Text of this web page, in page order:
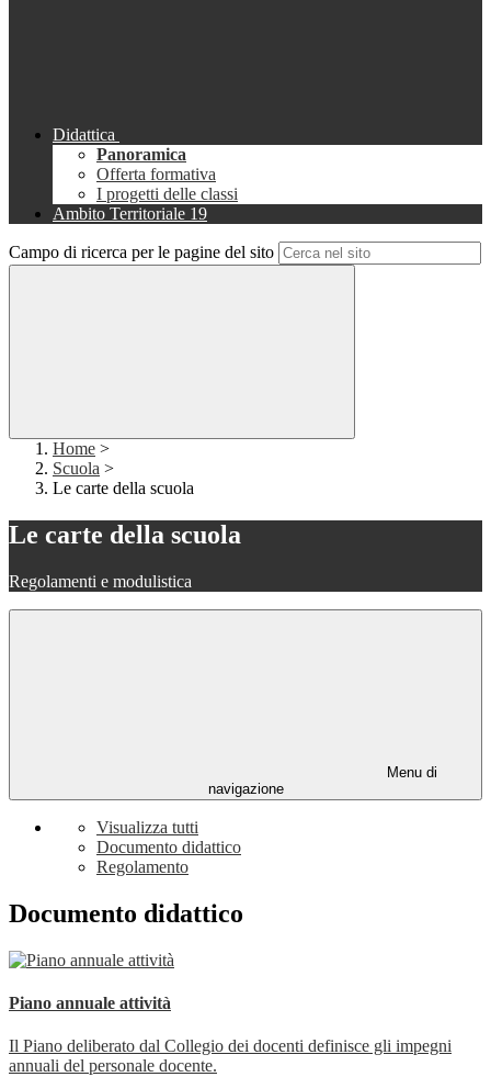
Didattica
Panoramica
Offerta formativa
I progetti delle classi
Ambito Territoriale 19
Campo di ricerca per le pagine del sito
Home >
Scuola >
Le carte della scuola
Le carte della scuola
Regolamenti e modulistica
Menu di
navigazione
Visualizza tutti
Documento didattico
Regolamento
Documento didattico
Piano annuale attività
Il Piano deliberato dal Collegio dei docenti definisce gli impegni
annuali del personale docente.